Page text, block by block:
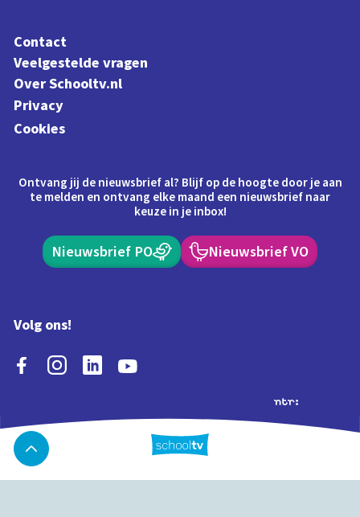
Contact
Veelgestelde vragen
Over Schooltv.nl
Privacy
Cookies
Ontvang jij de nieuwsbrief al? Blijf op de hoogte door je aan
te melden en ontvang elke maand een nieuwsbrief naar
keuze in je inbox!
Nieuwsbrief PO Nieuwsbrief VO
Volg ons!